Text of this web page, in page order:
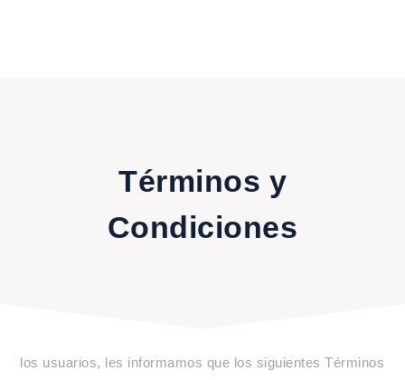
Términos y
Condiciones
los usuarios, les informamos que los siguientesTérminos